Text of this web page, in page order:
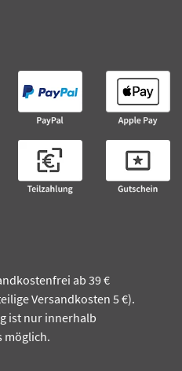
ab 39 €
Versandkosten 5 €).
ist nur innerhalb
möglich.